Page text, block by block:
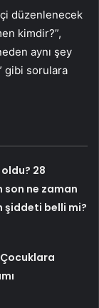
düzenlenecek
kimdir?”,
aynı şey
gibi sorulara
28
son ne zaman
şiddeti belli mi?
Çocuklara